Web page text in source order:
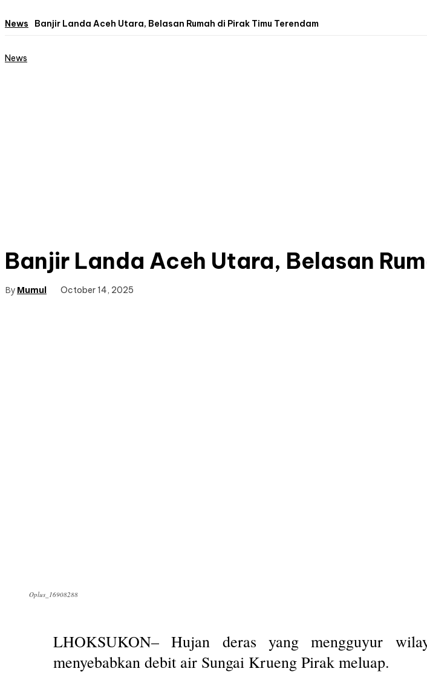
News Banjir Landa Aceh Utara, Belasan Rumah di Pirak Timu Terendam
News
Banjir Landa Aceh Utara, Belasan
By Mumul October 14, 2025
Oplus_16908288
LHOKSUKON– Hujan deras yang mengguyur
menyebabkan debit air Sungai Krueng Pirak meluap.